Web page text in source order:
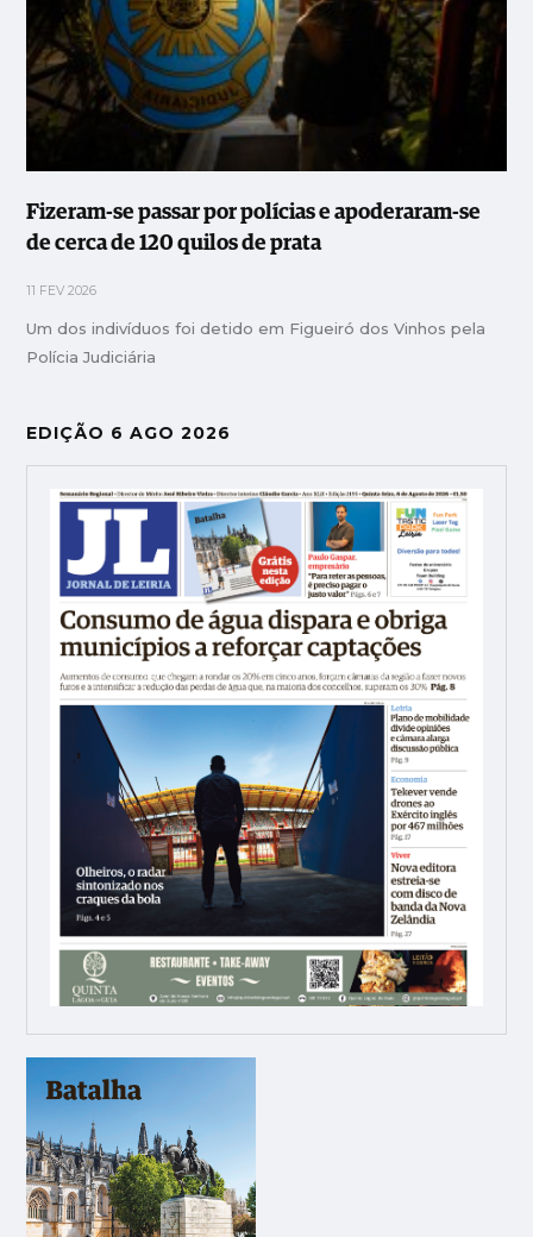
Fizeram-se passar por polícias e apoderaram-se
de cerca de 120 quilos de prata
11 FEV 2026
Um dos indivíduos foi detido em Figueiró dos Vinhos pela
Polícia Judiciária
EDIÇÃO 6 AGO 2026